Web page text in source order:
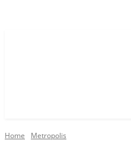
Home Metropolis